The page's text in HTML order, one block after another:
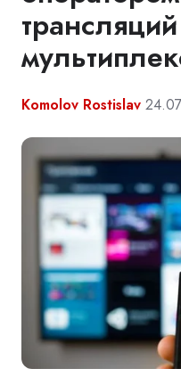
Komolov Rostislav